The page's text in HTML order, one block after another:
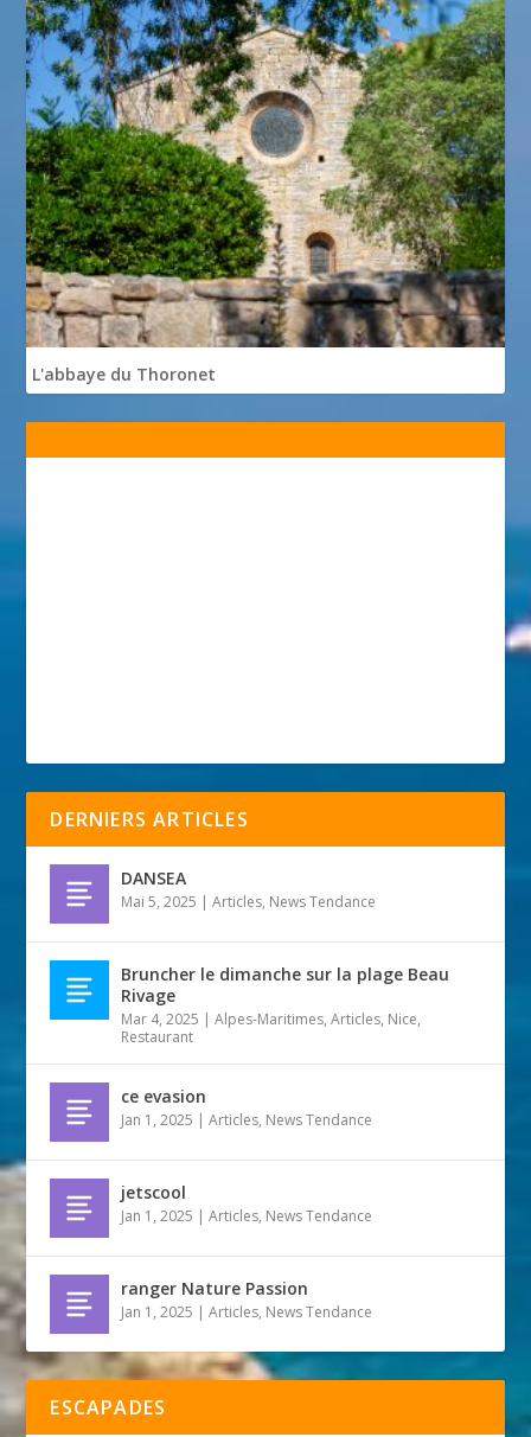
L'abbaye du Thoronet
DERNIERS ARTICLES
DANSEA
Mai 5, 2025 |Articles, News Tendance
Bruncher le dimanche sur la plage Beau
Rivage
Mar 4, 2025 |Alpes-Maritimes,Articles, Nice,
Restaurant
ce evasion
Jan 1, 2025 |Articles, News Tendance
jetscool
Jan 1, 2025 |Articles, News Tendance
ranger Nature Passion
Jan 1, 2025 |Articles, News Tendance
ESCAPADES